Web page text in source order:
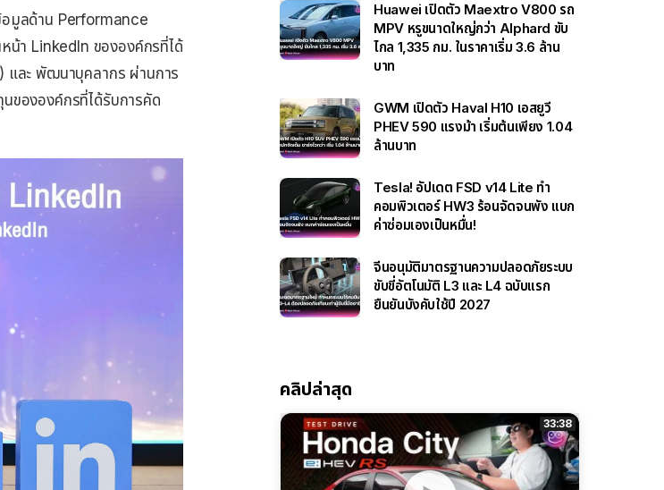
มูลด้าน Performance
น้า LinkedIn ขององค์กรที่ได้
และ พัฒนาบุคลากร ผ่านการ
นขององค์กรที่ได้รับการคัด
Huawei เปิดตัว Maextro V800 รถ
MPV หรูขนาดใหญ่กว่า Alphard ขับ
ไกล 1,335 กม. ในราคาเริ่ม 3.6 ล้าน
บาท
GWM เปิดตัว Haval H10 เอสยูวี
PHEV 590 แรงม้า เริ่มต้นเพียง 1.04
ล้านบาท
Tesla! อัปเดต FSD v14 Lite ทำ
คอมพิวเตอร์ HW3 ร้อนจัดจนพัง แบก
ค่าซ่อมเองเป็นหมื่น!
จีนอนุมัติมาตรฐานความปลอดภัยระบบ
ขับขี่อัตโนมัติ L3 และ L4 ฉบับแรก
ยืนยันบังคับใช้ปี 2027
คลิปล่าสุด
33:38